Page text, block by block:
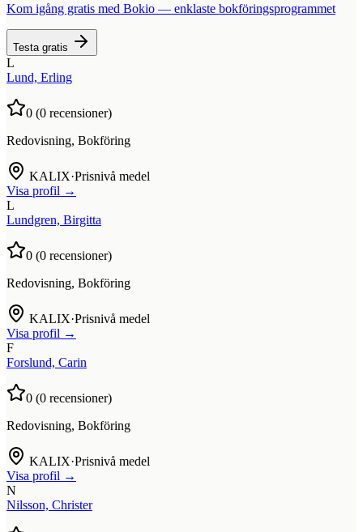
Kom igång gratis med Bokio — enklaste bokföringsprogrammet
Testa gratis
L
Lund, Erling
0 (0 recensioner)
Redovisning, Bokföring
KALIX·Prisnivå medel
Visa profil →
L
Lundgren, Birgitta
0 (0 recensioner)
Redovisning, Bokföring
KALIX·Prisnivå medel
Visa profil →
F
Forslund, Carin
0 (0 recensioner)
Redovisning, Bokföring
KALIX·Prisnivå medel
Visa profil →
N
Nilsson, Christer